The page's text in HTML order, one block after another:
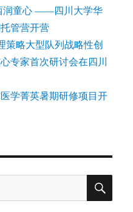
润童心 ——四川大学华
管营开营
策略大型队列战略性创
专家首次研讨会在四川
学菁英暑期研修项目开
搜